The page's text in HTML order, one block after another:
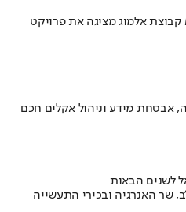
קבוצת אלמוג מציגה את פרויקט MALA: מגדלי הפרימיום האחרונים
אבטחת מידע וניהול אקלים חכם
לשנים הבאות
שר האנרגיה ובכירי התעשייה